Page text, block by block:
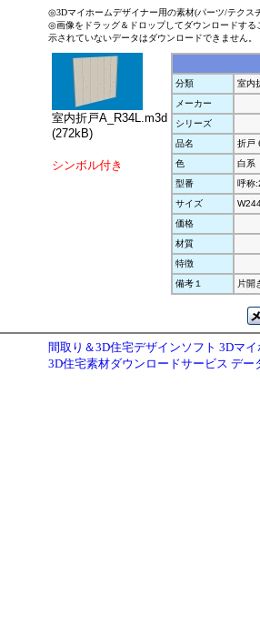
◎3Dマイホームデザイナー用の素材(パーツ/テクス
◎画像をドラッグ＆ドロップしてダウンロードす
示されていないデータはダウンロードできません。
室内折戸A_R34L.m3d
(272kB)
シンボル付き
分類
室内
メーカー
シリーズ
品名
折戸
色
白系
型番
呼称
サイズ
価格
材質
特徴
備考１
片開
間取り＆3D住宅デザインソフト 3Dマ
3D住宅素材ダウンロードサービス デー